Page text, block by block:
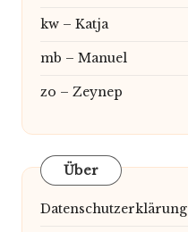
kw – Katja
mb – Manuel
zo – Zeynep
Über
Datenschutzerklärung